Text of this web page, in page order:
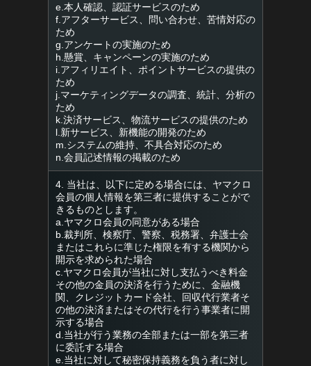
e.本人確認、認証サービスのため
f.アフターサービス、問い合わせ、苦情対応の
ため
g.アンケートの実施のため
h.懸賞、キャンペーンの実施のため
i.アフィリエイト、ポイントサービスの提供の
ため
j.マーケティングデータの調査、統計、分析の
ため
k.決済サービス、物流サービスの提供のため
l.新サービス、新機能の開発のため
m.システムの維持、不具合対応のため
n.会員記述情報の掲載のため
4. 当社は、以下に定める場合には、ヤマクロ
会員の個人情報を第三者に提供することがで
きるものとします。
a.ヤマクロ会員の同意がある場合
b.裁判所、検察庁、警察、税務署、弁護士会
またはこれらに準じた権限を有する機関から
開示を求められた場合
c.ヤマクロ会員が当社に対し支払うべき料金
その他の金員の決済を行うために、金融機
関、クレジットカード会社、回収代行業者そ
の他の決済またはその代行を行う事業者に開
示する場合
d.当社が行う業務の全部または一部を第三者
に委託する場合
e.当社に対して秘密保持義務を負う者に対し